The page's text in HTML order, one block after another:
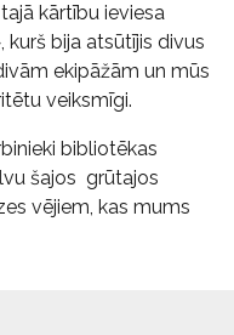
kārtību ieviesa
bija atsūtījis divus
ekipāžām un mūs
veiksmīgi.
bibliotēkas
šajos grūtajos
vējiem, kas mums